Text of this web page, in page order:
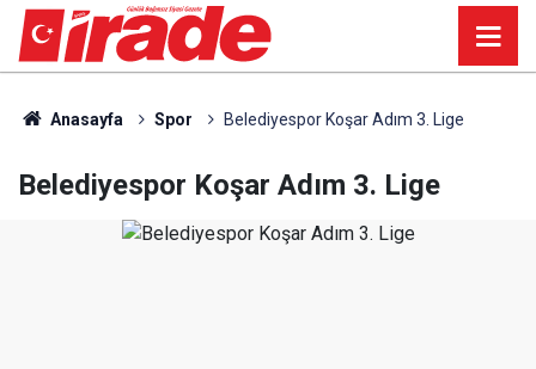
Anasayfa Spor Belediyespor Koşar Adım 3. Lige
Belediyespor Koşar Adım 3. Lige